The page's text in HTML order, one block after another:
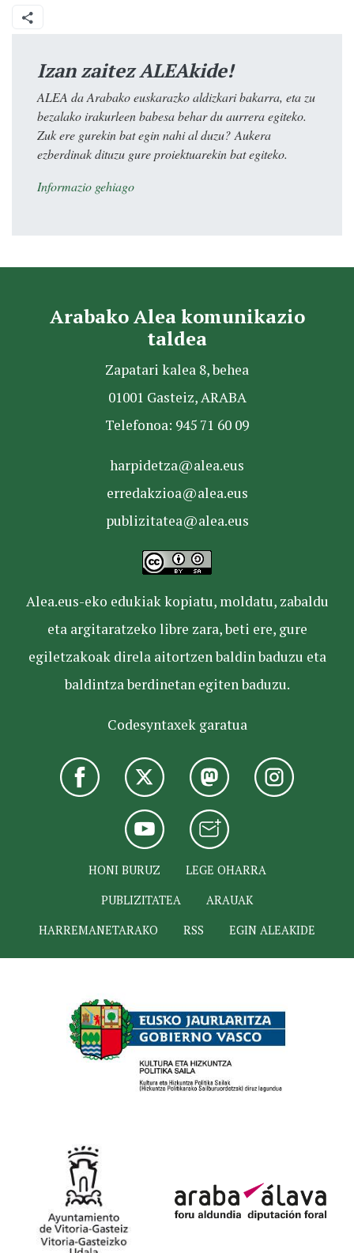
Izan zaitez ALEAkide!
ALEA da Arabako euskarazko aldizkari bakarra, eta zu
bezalako irakurleen babesa behar du aurrera egiteko.
Zuk ere gurekin bat egin nahi al duzu? Aukera
ezberdinak dituzu gure proiektuarekin bat egiteko.
Informazio gehiago
Arabako Alea komunikazio
taldea
Zapatari kalea 8, behea
01001 Gasteiz, ARABA
Telefonoa: 945 71 60 09
harpidetza@alea.eus
erredakzioa@alea.eus
publizitatea@alea.eus
Alea.eus-eko edukiak kopiatu, moldatu, zabaldu
eta argitaratzeko libre zara, beti ere, gure
egiletzakoak direla aitortzen baldin baduzu eta
baldintza berdinetan egiten baduzu.
Codesyntaxek garatua
HONI BURUZ
LEGE OHARRA
PUBLIZITATEA
ARAUAK
HARREMANETARAKO
RSS EGIN ALEAKIDE